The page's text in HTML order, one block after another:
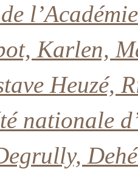
Karlen,
Heuzé,
nationale